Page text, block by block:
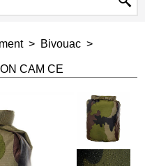
> Bivouac >
CAM CE